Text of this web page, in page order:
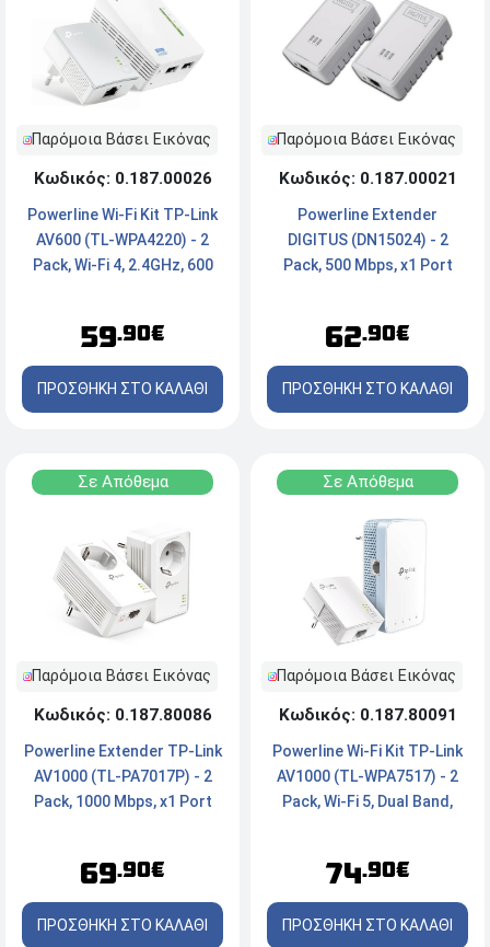
Παρόμοια Βάσει Εικόνας
Κωδικός: 0.187.00026
Powerline Wi-Fi Kit TP-Link
AV600 (TL-WPA4220) - 2
Pack, Wi-Fi 4, 2.4GHz, 600
59.90€
ΠΡΟΣΘΗΚΗ ΣΤΟ ΚΑΛΑΘΙ
Παρόμοια Βάσει Εικόνας
Κωδικός: 0.187.00021
Powerline Extender
DIGITUS (DN15024) - 2
Pack, 500 Mbps, x1 Port
62.90€
ΠΡΟΣΘΗΚΗ ΣΤΟ ΚΑΛΑΘΙ
Σε Απόθεμα
Παρόμοια Βάσει Εικόνας
Κωδικός: 0.187.80086
Powerline Extender TP-Link
AV1000 (TL-PA7017P) - 2
Pack, 1000 Mbps, x1 Port
69.90€
ΠΡΟΣΘΗΚΗ ΣΤΟ ΚΑΛΑΘΙ
Σε Απόθεμα
Παρόμοια Βάσει Εικόνας
Κωδικός: 0.187.80091
Powerline Wi-Fi Kit TP-Link
AV1000 (TL-WPA7517) - 2
Pack, Wi-Fi 5, Dual Band,
74.90€
ΠΡΟΣΘΗΚΗ ΣΤΟ ΚΑΛΑΘΙ